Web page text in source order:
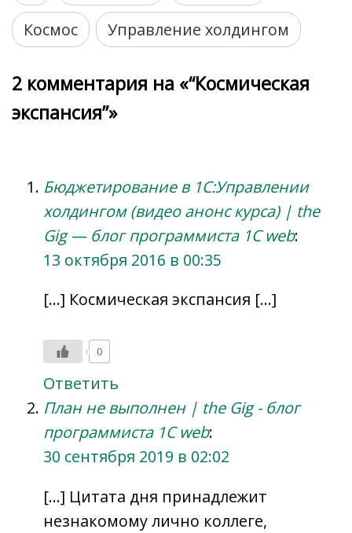
Космос
Управление холдингом
2 комментария на «“Космическая
экспансия”»
Бюджетирование в 1С:Управлении
холдингом (видео анонс курса) | the
Gig — блог программиста 1C web:
13 октября 2016 в 00:35
[…] Космическая экспансия […]
0
Ответить
План не выполнен | the Gig - блог
программиста 1C web:
30 сентября 2019 в 02:02
[…] Цитата дня принадлежит
незнакомому лично коллеге,